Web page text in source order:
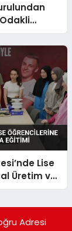
Lise
Üretim ve
Adresi